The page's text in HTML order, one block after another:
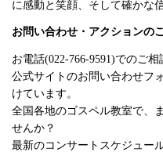
に感動と笑顔、そして確かな
お問い合わせ・アクションの
お電話(022-766-9591)でのご
公式サイトのお問い合わせフ
けています。
全国各地のゴスペル教室で、
せんか？
最新のコンサートスケジュー